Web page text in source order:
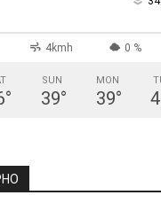
34.2